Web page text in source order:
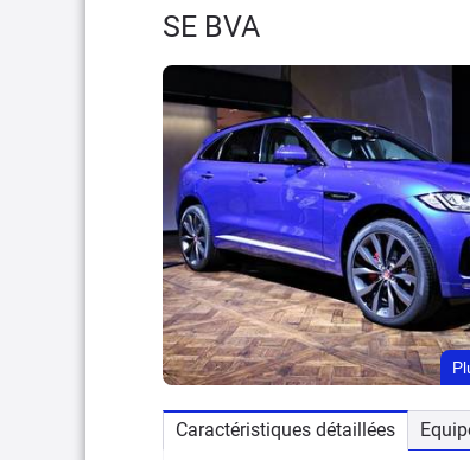
SE BVA
Caractéristiques détaillées